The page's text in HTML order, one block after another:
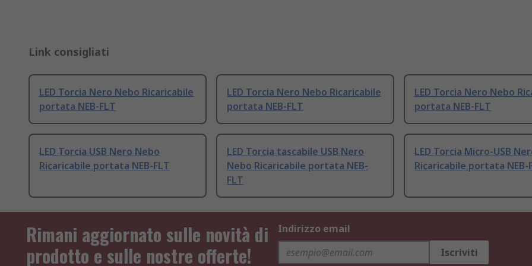
Link consigliati
LED Torcia Nero Nebo Ricaricabile
portata NEB-FLT
LED Torcia Nero Nebo Ricaricabile
portata NEB-FLT
LED Torcia Nero Nebo
portata NEB-FLT
LED Torcia USB Nero Nebo
Ricaricabile portata NEB-FLT
LED Torcia tascabile USB Nero
Nebo Ricaricabile portata NEB-
FLT
LED Torcia Micro-USB
Ricaricabile portata NEB-
Rimani aggiornato sulle novità di
prodotto e sulle nostre offerte!
Indirizzo email
Iscriviti